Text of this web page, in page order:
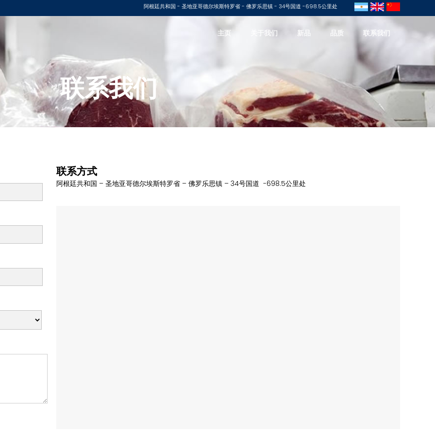
阿根廷共和国 - 圣地亚哥德尔埃斯特罗省 - 佛罗乐思镇 - 34号国道 -698.5公里处
主页 关于我们 新品 品质 联系我们
联系我们
联系方式
阿根廷共和国 – 圣地亚哥德尔埃斯特罗省 – 佛罗乐思镇 – 34号国道 -698.5公里处